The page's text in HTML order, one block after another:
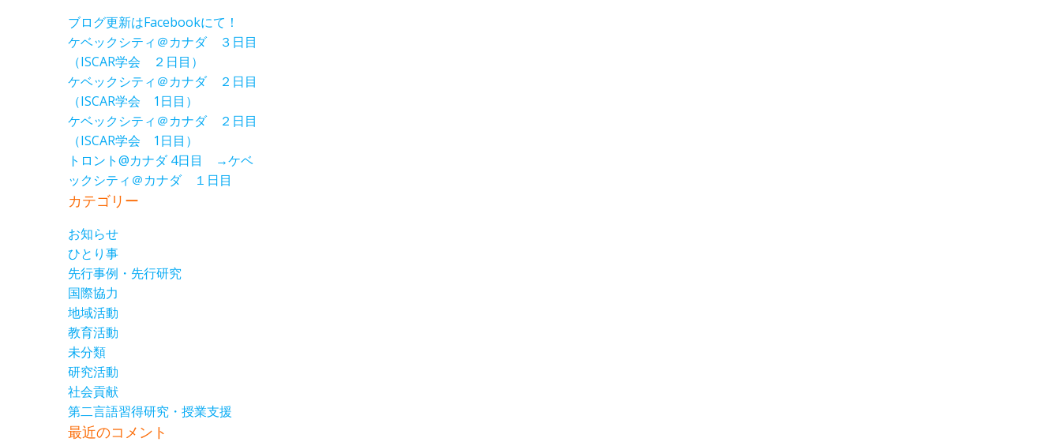
ブログ更新はFacebookにて！
ケベックシティ＠カナダ ３日目
（ISCAR学会 ２日目）
ケベックシティ＠カナダ ２日目
（ISCAR学会 1日目）
ケベックシティ＠カナダ ２日目
（ISCAR学会 1日目）
トロント@カナダ 4日目 →ケベ
ックシティ＠カナダ １日目
カテゴリー
お知らせ
ひとり事
先行事例・先行研究
国際協力
地域活動
教育活動
未分類
研究活動
社会貢献
第二言語習得研究・授業支援
最近のコメント